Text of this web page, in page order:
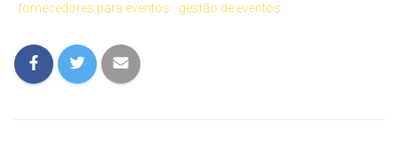
fornecedores para eventos
gestão de eventos